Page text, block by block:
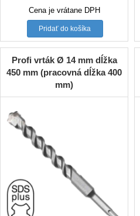
Cena je vrátane DPH
Pridať do košíka
Profi vrták Ø 14 mm dĺžka
450 mm (pracovná dĺžka 400
mm)